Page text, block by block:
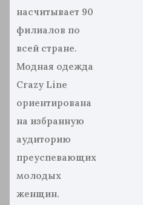
насчитывает 90
филиалов по
всей стране.
Модная одежда
Crazy Line
ориентирована
на избранную
аудиторию
преуспевающих
молодых
женщин.